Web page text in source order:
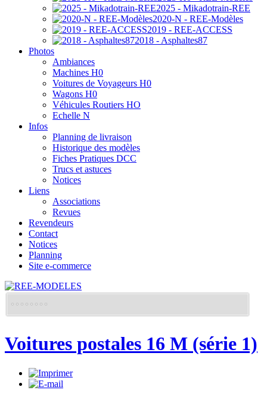
2025 - Mikadotrain-REE
2020-N - REE-Modèles
2019 - REE-ACCESS
2018 - Asphaltes87
Photos
Ambiances
Machines H0
Voitures de Voyageurs H0
Wagons H0
Véhicules Routiers HO
Echelle N
Infos
Planning de livraison
Historique des modèles
Fiches Pratiques DCC
Trucs et astuces
Notices
Liens
Associations
Revues
Revendeurs
Contact
Notices
Planning
Site e-commerce
Voitures postales 16 M (série 1)